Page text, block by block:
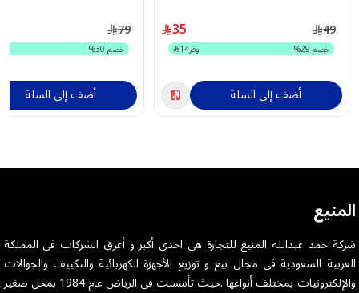
35 49
خصم29
% وفر14
أضف إلى السلة
79
خصم 30
%
أضف إلى السلة
المنيع
شركة حمد عبدالله المنيع للتجارة هى احدى أكبر و أعرق الشركات فى المملكة
العربية السعودية فى مجال بيع و توزيع الأجهزة الكهربائية والتكييف والجوالات
والإلكترونيات بمختلف أنواعها .حيث تأسست فى الرياض عام 1984 بمحل صغير